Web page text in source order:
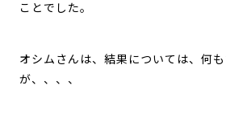
ことでした。
オシムさんは、結果については、何
が、、、、